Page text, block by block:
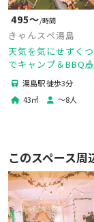
495〜/時間
きゃんスペ湯島
天気を気にせずく
でキャンプ＆
ジェクター✨たこパ
ー/親睦会/デート【
スーパー1分】
湯島駅 徒歩3分
43㎡ 〜8人
このスペース周